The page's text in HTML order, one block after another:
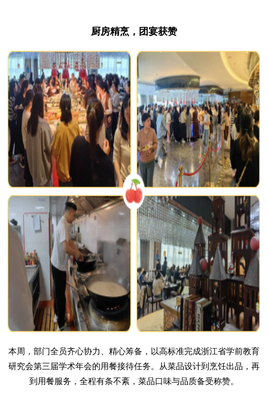
厨房精烹，团宴获赞
本周，部门全员齐心协力、精心筹备，以高标准完成浙江省学前教育
研究会第三届学术年会的用餐接待任务。从菜品设计到烹饪出品，再
到用餐服务，全程有条不紊，菜品口味与品质备受称赞。